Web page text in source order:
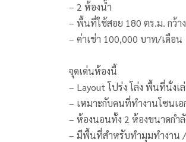
– 2 ห้องน้ำ
– พื้นที่ใช้สอย 180 ตร.ม. กว้า
– ค่าเช่า 100,000 บาท/เดือน
จุดเด่นห้องนี้
– Layout โปร่ง โล่ง พื้นที่นั่ง
– เหมาะกับคนที่ทำงานโซนเ
– ห้องนอนทั้ง 2 ห้องขนาดกำลั
– มีพื้นที่สำหรับทำมุมทำงาน